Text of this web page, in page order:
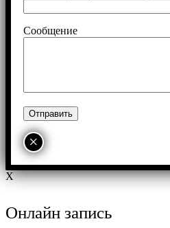
Сообщение
×
X
Онлайн запись